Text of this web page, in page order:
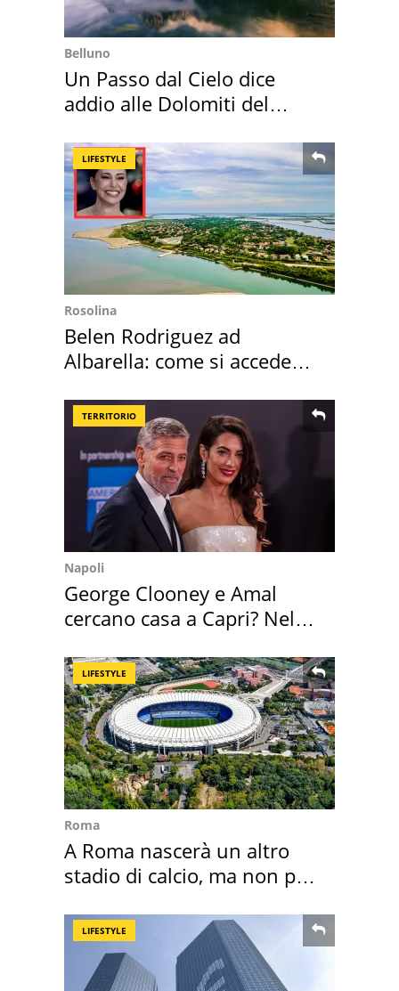
Belluno
Un Passo dal Cielo dice
addio alle Dolomiti del
LIFESTYLE
Rosolina
Belen Rodriguez ad
Albarella: come si accede
TERRITORIO
Napoli
George Clooney e Amal
cercano casa a Capri? Nel
LIFESTYLE
Roma
A Roma nascerà un altro
stadio di calcio, ma non per
LIFESTYLE